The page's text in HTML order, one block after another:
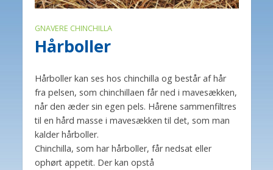
GNAVERE CHINCHILLA
Hårboller
Hårboller kan ses hos chinchilla og består af hår
fra pelsen, som chinchillaen får ned i mavesækken,
når den æder sin egen pels. Hårene sammenfiltres
til en hård masse i mavesækken til det, som man
kalder hårboller.
Chinchilla, som har hårboller, får nedsat eller
ophørt appetit. Der kan opstå